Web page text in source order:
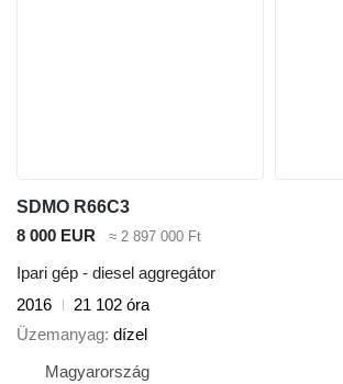
SDMO R66C3
8 000 EUR
≈ 2 897 000 Ft
Ipari gép - diesel aggregátor
2016
21 102 óra
Üzemanyag dízel
Magyarország